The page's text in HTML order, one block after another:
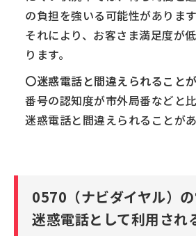
の負担を強いる可能性があります
それにより、お客さま満足度が
ります。
〇迷惑電話と間違えられること
番号の認知度が市外局番などと
迷惑電話と間違えられることがあ
0570（ナビダイヤル）
迷惑電話として利用され